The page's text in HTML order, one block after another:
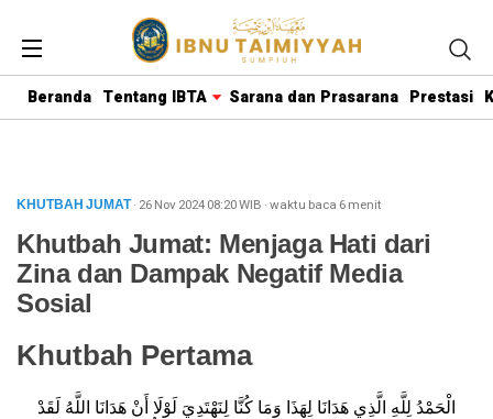
Beranda Tentang IBTA Sarana dan Prasarana Prestasi
KHUTBAH JUMAT· 26 Nov 202408:20WIB ·waktu baca 6 menit
Khutbah Jumat: Menjaga Hati dari
Zina dan Dampak Negatif Media
Sosial
Khutbah Pertama
الْحَمْدُ لِلَّهِ الَّذِي هَدَانَا لِهَذَا وَمَا كُنَّا لِنَهْتَدِيَ لَوْلَا أَنْ هَدَانَا اللَّهُ لَقَدْ